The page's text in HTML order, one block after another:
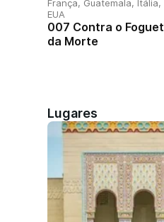
França, Guatemala, Itália,
EUA
007 Contra o
da Morte
Lugares